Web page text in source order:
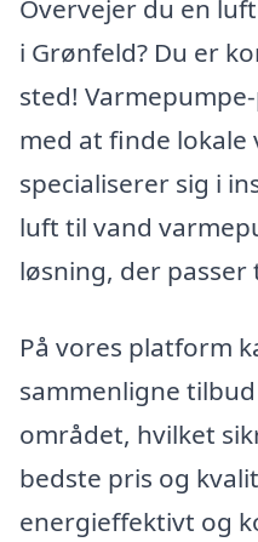
Overvejer du en
i Grønfeld? Du er
sted!
med at finde lokale
specialiserer sig i
luft til vand
løsning, der passer
På vores platform
sammenligne
området, hvilket
bedste pris og
energieffektivt og